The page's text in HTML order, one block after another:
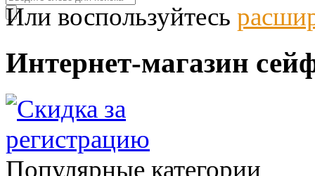
Или воспользуйтесь
Интернет-магазин
Популярные категории